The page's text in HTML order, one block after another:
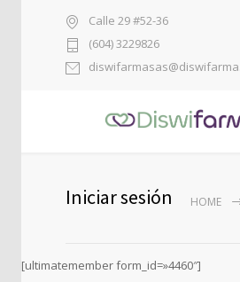
Calle 29 #52-36
(604) 3229826
Iniciar sesión HOME
[ultimatemember form_id=»4460″]